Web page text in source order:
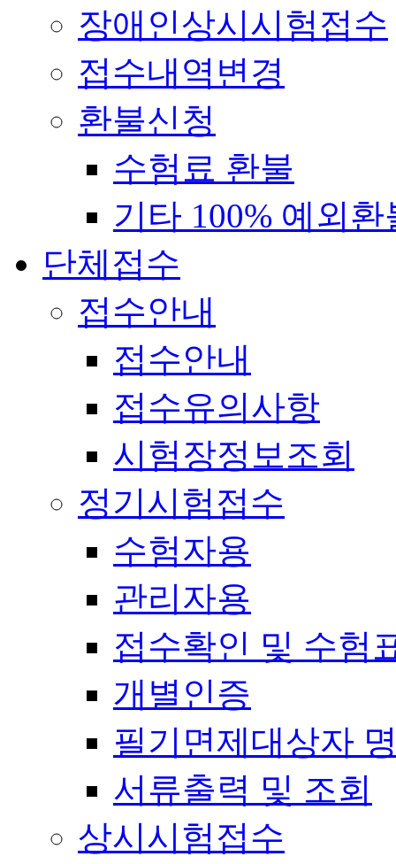
장애인상시시험접수
접수내역변경
환불신청
수험료 환불
기타 100% 예외환
단체접수
접수안내
접수안내
접수유의사항
시험장정보조회
정기시험접수
수험자용
관리자용
접수확인 및 수험
개별인증
필기면제대상자
서류출력 및 조회
상시시험접수